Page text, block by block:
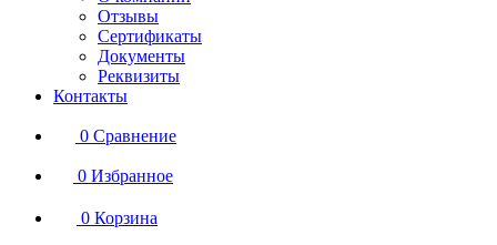
Отзывы
Сертификаты
Документы
Реквизиты
Контакты
0 Сравнение
0 Избранное
0 Корзина